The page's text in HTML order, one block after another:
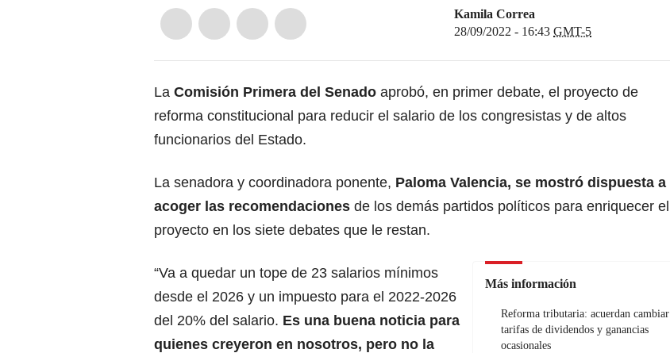
Kamila Correa
28/09/2022 - 16:43 GMT-5
La Comisión Primera del Senado aprobó, en primer debate, el proyecto de
reforma constitucional para reducir el salario de los congresistas y de altos
funcionarios del Estado.
La senadora y coordinadora ponente, Paloma Valencia, se mostró dispuesta a
acoger las recomendaciones de los demás partidos políticos para enriquecer el
proyecto en los siete debates que le restan.
Más información
Reforma tributaria: acuerdan cambiar
tarifas de dividendos y ganancias
ocasionales
“Va a quedar un tope de 23 salarios mínimos
desde el 2026 y un impuesto para el 2022-2026
del 20% del salario. Es una buena noticia para
quienes creyeron en nosotros, pero no la